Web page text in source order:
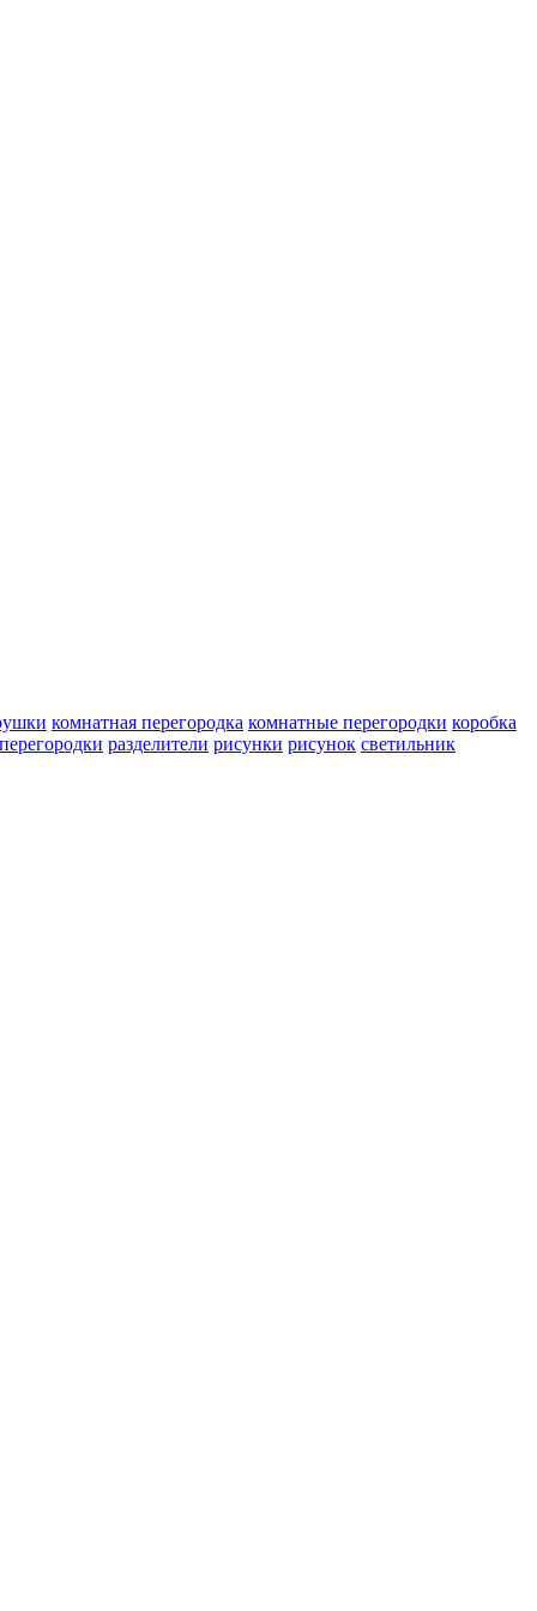
комнатная перегородка комнатные перегородки коробка
разделители рисунки рисунок светильник